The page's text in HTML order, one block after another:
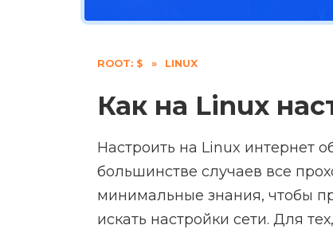
ROOT: $ » LINUX
Как на Linux
Настроить на Linux интернет
большинстве случаев все
минимальные знания, чтобы
искать настройки сети. Для